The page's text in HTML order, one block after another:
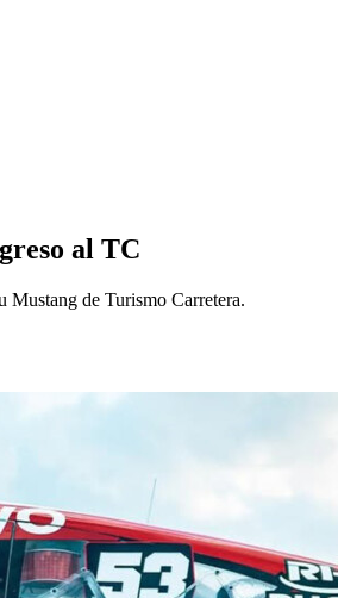
al TC
Mustang de Turismo Carretera.